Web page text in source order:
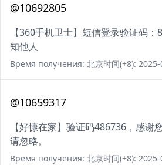
@10692805
【360手机卫士】短信登录验证码
知他人
Время получения: 北京时间(+8):
@10659317
【好慷在家】验证码486736，感谢
请忽略。
Время получения: 北京时间(+8):